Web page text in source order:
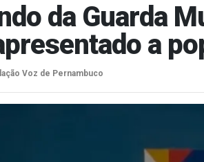
da Guarda
a
Voz de Pernambuco